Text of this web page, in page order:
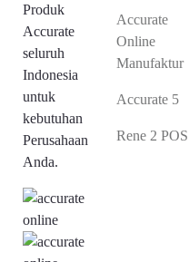
Produk
Accurate
seluruh
Indonesia
untuk
kebutuhan
Perusahaan
Anda.
Accurate
Online
Manufaktur
Accurate 5
Rene 2 POS